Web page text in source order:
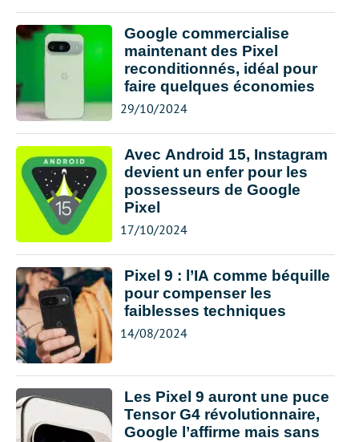
Google commercialise
maintenant des Pixel
reconditionnés, idéal pour
faire quelques économies
29/10/2024
Avec Android 15, Instagram
devient un enfer pour les
possesseurs de Google
Pixel
17/10/2024
Pixel 9 : l’IA comme béquille
pour compenser les
faiblesses techniques
14/08/2024
Les Pixel 9 auront une puce
Tensor G4 révolutionnaire,
Google l’affirme mais sans